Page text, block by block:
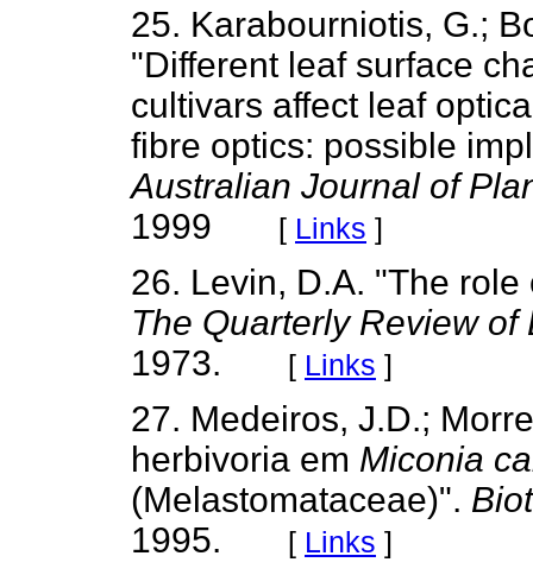
25. Karabourniotis, G.;
"Different leaf surface
cultivars affect leaf
fibre optics: possible
Australian Journal of
1999 [ Links ]
26. Levin, D.A. "The
The Quarterly Review of
1973. [ Links ]
27. Medeiros, J.D.;
herbivoria em Miconia
(Melastomataceae)".
1995. [ Links ]